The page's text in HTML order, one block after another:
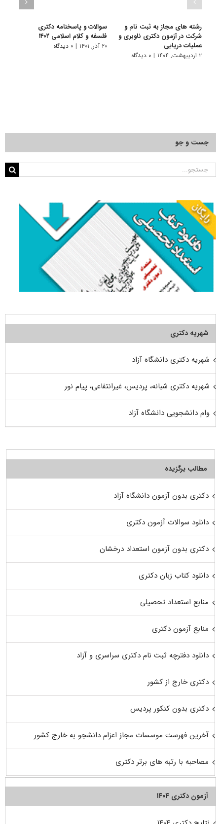
رشته های مجاز به ثبت نام و
شرکت در آزمون دکتری ناوبری و
عملیات دریایی
۲ اردیبهشت, ۱۴۰۴ | ۰ دیدگاه
سوالات و پاسخنامه دکتری
فلسفه و کلام اسلامی ۱۴۰۲
۲۰ آذر, ۱۴۰۱ | ۰ دیدگاه
جست و جو
جستجو
شهریه دکتری
شهریه دکتری دانشگاه آزاد
شهریه دکتری شبانه، پردیس، غیرانتفاعی، پیام نور
وام دانشجویی دانشگاه آزاد
مطالب برگزیده
دکتری بدون آزمون دانشگاه آزاد
دانلود سوالات آزمون دکتری
دکتری بدون آزمون استعداد درخشان
دانلود کتاب زبان دکتری
منابع استعداد تحصیلی
منابع آزمون دکتری
دانلود دفترچه ثبت نام دکتری سراسری و آزاد
دکتری خارج از کشور
دکتری بدون کنکور پردیس
آخرین فهرست موسسات مجاز اعزام دانشجو به خارج کشور
مصاحبه با رتبه های برتر دکتری
آزمون دکتری ۱۴۰۴